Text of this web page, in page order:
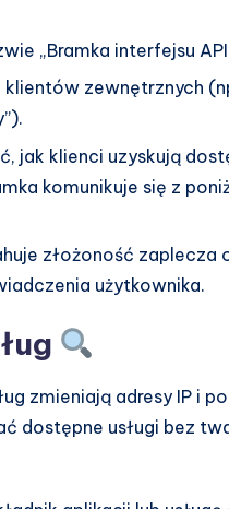
„Bramka interfejsu
zewnętrznych
jak klienci uzyskują
komunikuje się z
złożoność
użytkownika.
zmieniają adresy IP i
dostępne usługi bez